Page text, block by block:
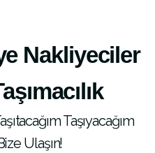
Nakliyeciler
Taşıyacağım
Ulaşın!